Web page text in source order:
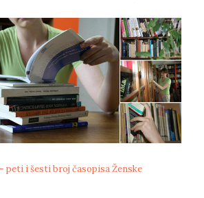
peti i šesti broj časopisa Ženske